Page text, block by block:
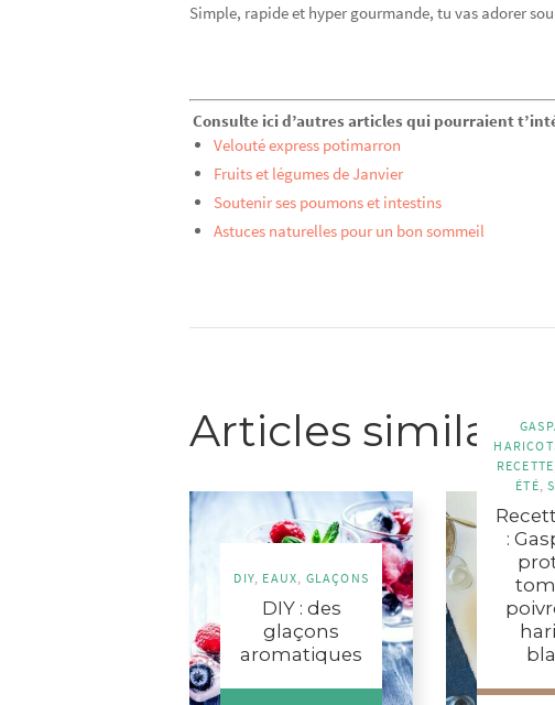
Simple, rapide et hyper gourmande, tu vas adorer
Consulte ici d’autres articles qui pourraient
Velouté express potimarron
Fruits et légumes de Janvier
Soutenir ses poumons et intestins
Astuces naturelles pour un bon sommeil
Articles
DIY, EAUX GLAÇONS
DIY : des
glaçons
aromatiques
RECETTE
ÉTÉ ,
: